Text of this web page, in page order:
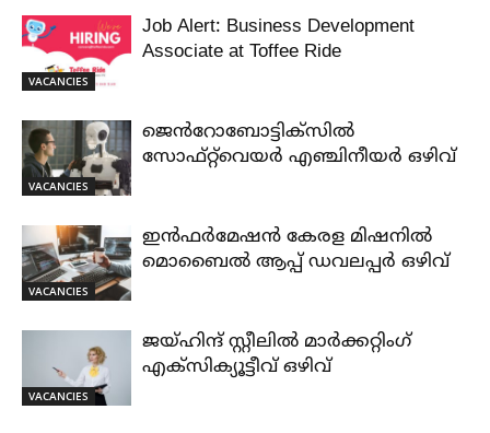
VACANCIES
Job Alert: Business Development
Associate at Toffee Ride
VACANCIES
ജെൻറോബോട്ടിക്സിൽ
സോഫ്റ്റ്‌വെയർ എഞ്ചിനീയർ ഒഴിവ്
VACANCIES
ഇൻഫർമേഷൻ കേരള മിഷനിൽ
മൊബൈൽ ആപ്പ് ഡവലപ്പർ ഒഴിവ്
VACANCIES
ജയ്‌ഹിന്ദ്‌ സ്റ്റീലിൽ മാർക്കറ്റിംഗ്
എക്സിക്യൂട്ടീവ് ഒഴിവ്